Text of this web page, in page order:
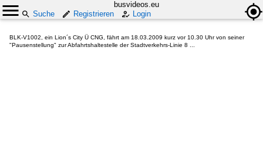
busvideos.eu
Suche
Registrieren Login
BLK-V1002, ein Lion´s City Ü CNG, fährt am 18.03.2009 kurz vor 10.30 Uhr von seiner
"Pausenstellung" zur Abfahrtshaltestelle der Stadtverkehrs-Linie 8 ...